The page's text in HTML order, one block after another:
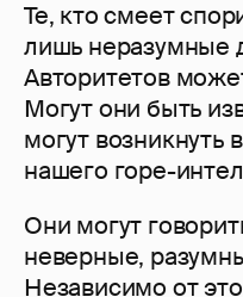
Те, кто смеет
лишь неразумные
Авторитетов
Могут они быть
могут возникнуть
нашего горе-
Они могут
неверные,
Независимо от